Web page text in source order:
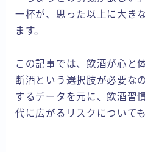
一杯が、思った以上に大き
ます。
この記事では、飲酒が心と
断酒という選択肢が必要な
するデータを元に、飲酒習
代に広がるリスクについて